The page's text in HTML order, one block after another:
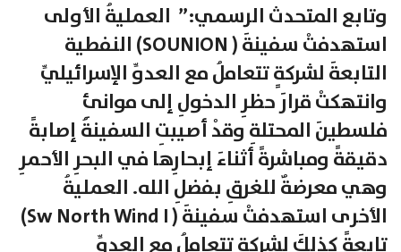
وتابع المتحدث الرسمي:” العمليةُ الأولى
استهدفتْ سفينةَ ( SOUNION) النفطية
التابعةَ لشركةٍ تتعاملُ مع العدوِّ الإسرائيليِّ
وانتهكتْ قرارَ حظرِ الدخولِ إلى موانئِ
فلسطينَ المحتلةِ وقدْ أصيبتِ السفينةُ إصابةً
دقيقةً ومباشرةً أثناءَ إبحارِها في البحرِ الأحمرِ
وهي معرضةٌ للغرقِ بفضلِ الله. العمليةُ
الأخرى استهدفتْ سفينةَ ( Sw North Wind I)